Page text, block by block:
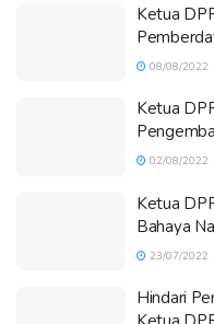
Ketua
08/08/2022
Ketua
02/08/2022
Ketua
Bahaya
23/07/2022
Hindari